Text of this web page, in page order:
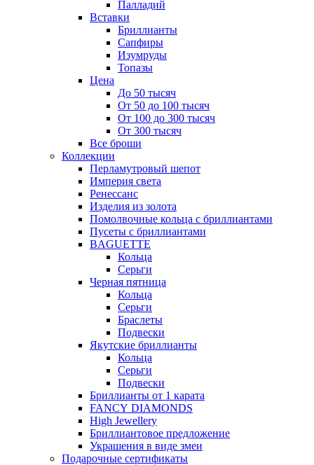
Палладий
Вставки
Бриллианты
Сапфиры
Изумруды
Топазы
Цена
До 50 тысяч
От 50 до 100 тысяч
От 100 до 300 тысяч
От 300 тысяч
Все броши
Коллекции
Перламутровый шепот
Империя света
Ренессанс
Изделия из золота
Помолвочные кольца с бриллиантами
Пусеты с бриллиантами
BAGUETTE
Кольца
Серьги
Черная пятница
Кольца
Серьги
Браслеты
Подвески
Якутские бриллианты
Кольца
Серьги
Подвески
Бриллианты от 1 карата
FANCY DIAMONDS
High Jewellery
Бриллиантовое предложение
Украшения в виде змеи
Подарочные сертификаты